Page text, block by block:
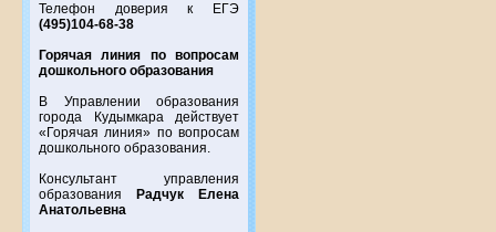
Телефон доверия к ЕГЭ
(495)104-68-38
Горячая линия по вопросам
дошкольного образования
В Управлении образования
города Кудымкара действует
«Горячая линия» по вопросам
дошкольного образования.
Консультант управления
образования
Радчук Елена
Анатольевна